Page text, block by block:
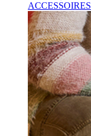
ACCESSOIRES